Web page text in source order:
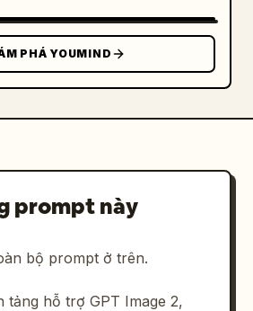
PHÁ YOUMIND
prompt này
bộ prompt ở trên.
tảng hỗ trợ GPT Image 2,